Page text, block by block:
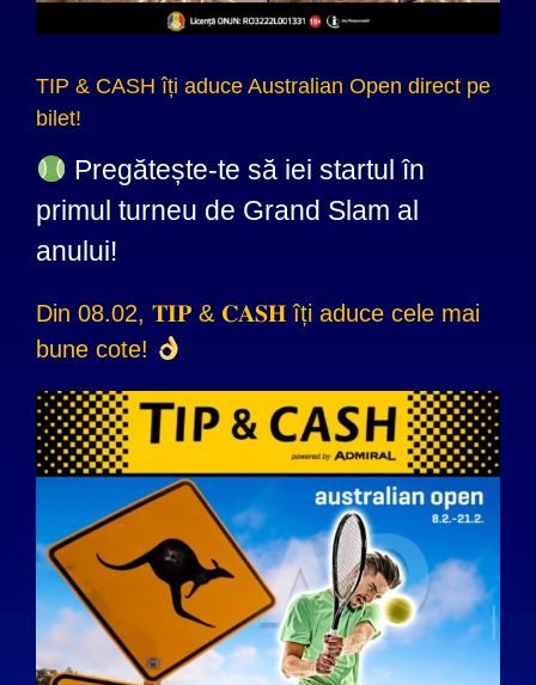
TIP & CASH îți aduce Australian Open direct pe
bilet!
Pregătește-te să iei startul în
primul turneu de Grand Slam al
anului!
Din 08.02, 𝐓𝐈𝐏 & 𝐂𝐀𝐒𝐇 îți aduce cele mai
bune cote!